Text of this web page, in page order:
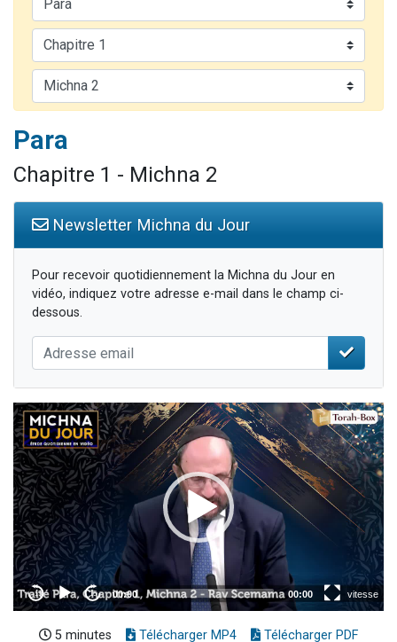
2 personnes viennent de nous rejoindre sur WhatsApp
3 personnes viennent de nous rejoindre sur WhatsApp
2 nouvelles musiques dans Torah-Box Music
Para
Chapitre 1 - Michna 2
Newsletter Michna du Jour
Pour recevoir quotidiennement la Michna du Jour en
vidéo, indiquez votre adresse e-mail dans le champ ci-
dessous.
5 minutes Télécharger MP4 Télécharger PDF